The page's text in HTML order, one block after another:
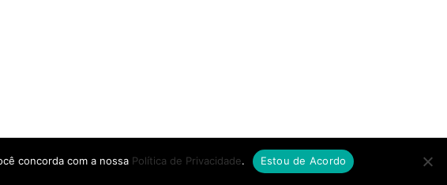
concorda com a nossa Política de Privacidade. Estou de Acordo